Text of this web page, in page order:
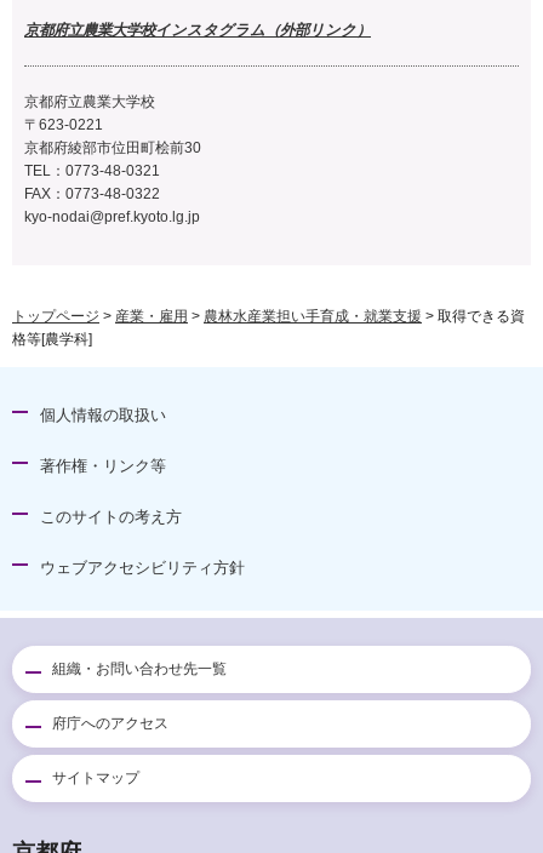
京都府立農業大学校インスタグラム（外部リンク）
京都府立農業大学校
〒623-0221
京都府綾部市位田町桧前30
TEL：0773-48-0321
FAX：0773-48-0322
kyo-nodai@pref.kyoto.lg.jp
トップページ > 産業・雇用 > 農林水産業担い手育成・就業支援 > 取得できる資
格等[農学科]
個人情報の取扱い
著作権・リンク等
このサイトの考え方
ウェブアクセシビリティ方針
組織・お問い合わせ先一覧
府庁へのアクセス
サイトマップ